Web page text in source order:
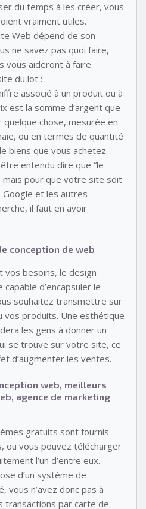
du temps à les créer, vous
vraiment utiles.
Web dépend de son
ne savez pas quoi faire,
vous aideront à faire
du lot :
associé à un produit ou à
est la somme d’argent que
chose, mesurée en
ou en termes de quantité
biens que vous achetez.
entendu dire que “le
mais pour que votre site soit
Google et les autres
il faut en avoir
conception de web
vos besoins, le design
d’encapsuler le
souhaitez transmettre sur
vos produits. Une esthétique
les gens à donner un
se trouve sur votre site, ce
d’augmenter les ventes.
web, meilleurs
agence de marketing
gratuits sont fournis
ou vous pouvez télécharger
l’un d’entre eux.
d’un système de
vous n’avez donc pas à
transactions par carte de